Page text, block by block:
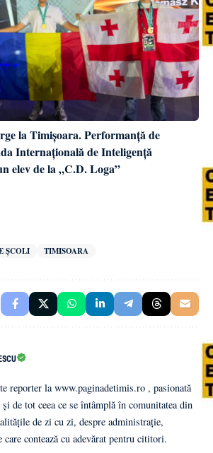
la Timișoara. Performanță de
Internațională de Inteligență
elev de la „C.D. Loga”
ȘCOLI TIMISOARA
reporter la www.paginadetimis.ro , pasionată
de tot ceea ce se întâmplă în comunitatea din
de zi cu zi, despre administrație,
contează cu adevărat pentru cititori.